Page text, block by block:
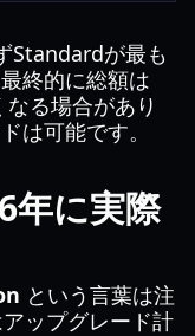
Standardが最も
終的に総額は
る場合があり
は可能です。
年に実際
という言葉は注
ップグレード計